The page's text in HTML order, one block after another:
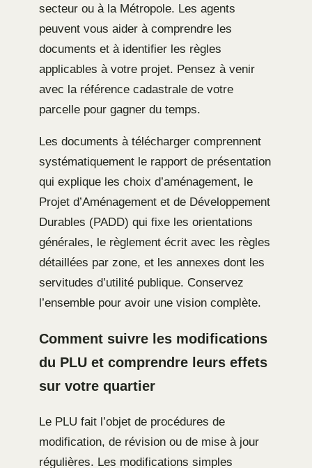
secteur ou à la Métropole. Les agents
peuvent vous aider à comprendre les
documents et à identifier les règles
applicables à votre projet. Pensez à venir
avec la référence cadastrale de votre
parcelle pour gagner du temps.
Les documents à télécharger comprennent
systématiquement le rapport de présentation
qui explique les choix d’aménagement, le
Projet d’Aménagement et de Développement
Durables (PADD) qui fixe les orientations
générales, le règlement écrit avec les règles
détaillées par zone, et les annexes dont les
servitudes d’utilité publique. Conservez
l’ensemble pour avoir une vision complète.
Comment suivre les modifications
du PLU et comprendre leurs effets
sur votre quartier
Le PLU fait l’objet de procédures de
modification, de révision ou de mise à jour
régulières. Les modifications simples